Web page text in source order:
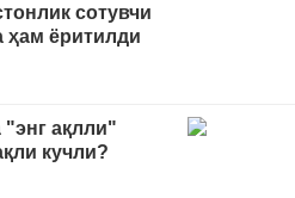
сотувчи
ҳам ёритилди
"энг ақлли"
кучли?